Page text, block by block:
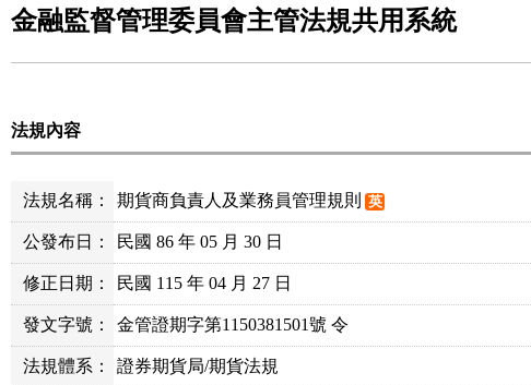
金融監督管理委員會主管法規共用系統
法規內容
法規名稱： 期貨商負責人及業務員管理規則 英
公發布日： 民國 86 年 05 月 30 日
修正日期： 民國 115 年 04 月 27 日
發文字號： 金管證期字第1150381501號 令
法規體系： 證券期貨局/期貨法規